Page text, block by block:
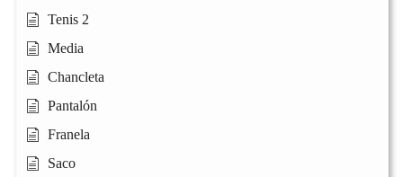
Tenis 2
Media
Chancleta
Pantalón
Franela
Saco